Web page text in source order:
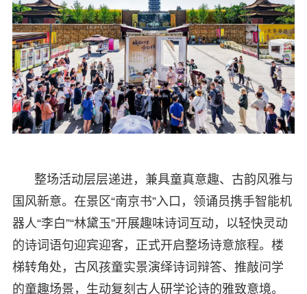
整场活动层层递进，兼具童真意趣、古韵风雅与
国风新意。在景区“南京书”入口，领诵员携手智能机
器人“李白”“林黛玉”开展趣味诗词互动，以轻快灵动
的诗词语句迎宾迎客，正式开启整场诗意旅程。楼
梯转角处，古风孩童实景演绎诗词辩答、推敲问学
的童趣场景，生动复刻古人研学论诗的雅致意境。